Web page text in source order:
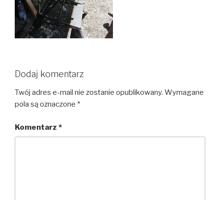
Dodaj komentarz
Twój adres e-mail nie zostanie opublikowany. Wymagane
pola są oznaczone *
Komentarz *